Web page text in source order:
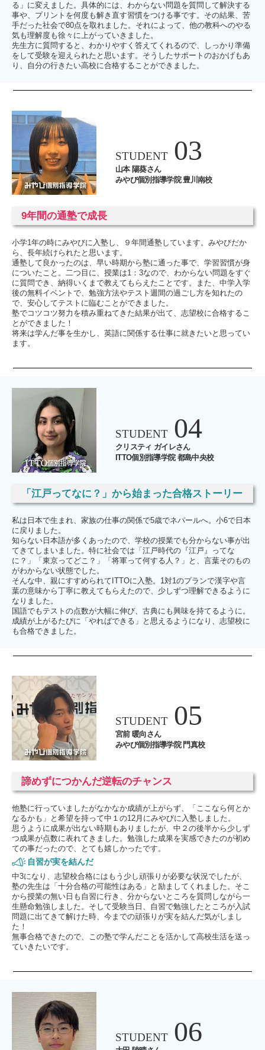
る」に変えました。具体的には、わからない問題を質問して解決する
事や、プリントを何度も解き直す習慣をつける事です。その結果、苦
手だった社会で80点を取れました。それによって、他の教科へのやる
気も理解度も徐々に上がっていきました。
先生方に質問すると、わかりやすく答えてくれるので、しっかり準備
をして受験を迎えられたと思います。そうしたサポートのおかげもあ
り、自分の行きたい高校に合格することができました。
9年間の通塾で成長
STUDENT 03
山本 陽葵さん
みやび個別指導学院 豊川南校
小学1年の時にみやびに入塾し、９年間通塾しています。みやびだか
ら、長年続けられたと思います。
通塾して良かったのは、早い時期から塾に通った事で、学習習慣が身
についたこと。二つ目に、授業は1：3なので、わからない問題をすぐ
に質問でき、納得いくまで教えてもらえたことです。また、中学入学
後の無料イベントで、勉強方法やテスト週間の過ごし方を知れたの
で、安心してテストに臨むことができました。
塾でコツコツ努力を積み重ねてきた結果が出て、志望校に合格するこ
とができました！
将来は学んだ事を生かし、英語に関係する仕事に就きたいと思ってい
ます。
「江戸ってなに？」から始まった合格ストーリー
STUDENT 04
クリスティ ガイレさん
ITTO個別指導学院 都島中央校
私は日本で生まれ、家族の仕事の関係で5歳でネパールへ。小6で日本
に戻りました。
知らない日本語が多くあったので、学校の授業でも分からない事が出
てきてしまいました。特に社会では「江戸時代の『江戸』ってな
に？」「東京ってどこ？」「将軍って何する人？」と、言葉そのもの
がわからない状態でした。
そんな中、親にすすめられてITTOに入塾。1対1のプランで漢字や言
葉の意味から丁寧に教えてもらえたので、少しずつ理解できるように
なりました。
国語でもテストの点数が大幅に伸び、古典にも興味を持てるように。
成績が上がるたびに「やればできる」と思えるようになり、志望校に
も合格できました。
諦めずにつかんだ逆転のチャンス
STUDENT 05
宮前 暖向さん
みやび個別指導学院 門真校
他塾に行っていましたがなかなか成績が上がらず、「ここなら何とか
なるかも」と希望を持って中１の12月にみやびに入塾しました。
思うように成果が出ない時期もありましたが、中２の後半から少しず
つ成果が点数に表れてきました。勉強した成果を実感できたのが初め
ての事だったので、とても嬉しかったです。
自習が実を結んだ
中3になり、志望校合格にはもう少し頑張りが必要な状況でしたが、
塾の先生は「十分合格の可能性はある」と励ましてくれました。そこ
から授業の無い日も自習に行き、分からないところを質問しながら一
生懸命勉強しました。そして受験当日、自習で勉強したところが入試
問題に出てきて解けた時、今までの頑張りが実を結んだ気がしまし
た！
無事合格できたので、この塾で学んだことを活かして高校生活を送っ
ていきたいです。
STUDENT 06